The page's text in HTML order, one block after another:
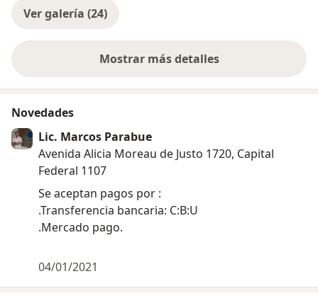
Ver galería (24)
Mostrar más detalles
sobre la experiencia
Novedades
Lic. Marcos Parabue
Avenida Alicia Moreau de Justo 1720, Capital
Federal 1107
Se aceptan pagos por :
.Transferencia bancaria: C:B:U
.Mercado pago.
04/01/2021